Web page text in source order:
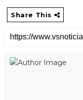
Share This